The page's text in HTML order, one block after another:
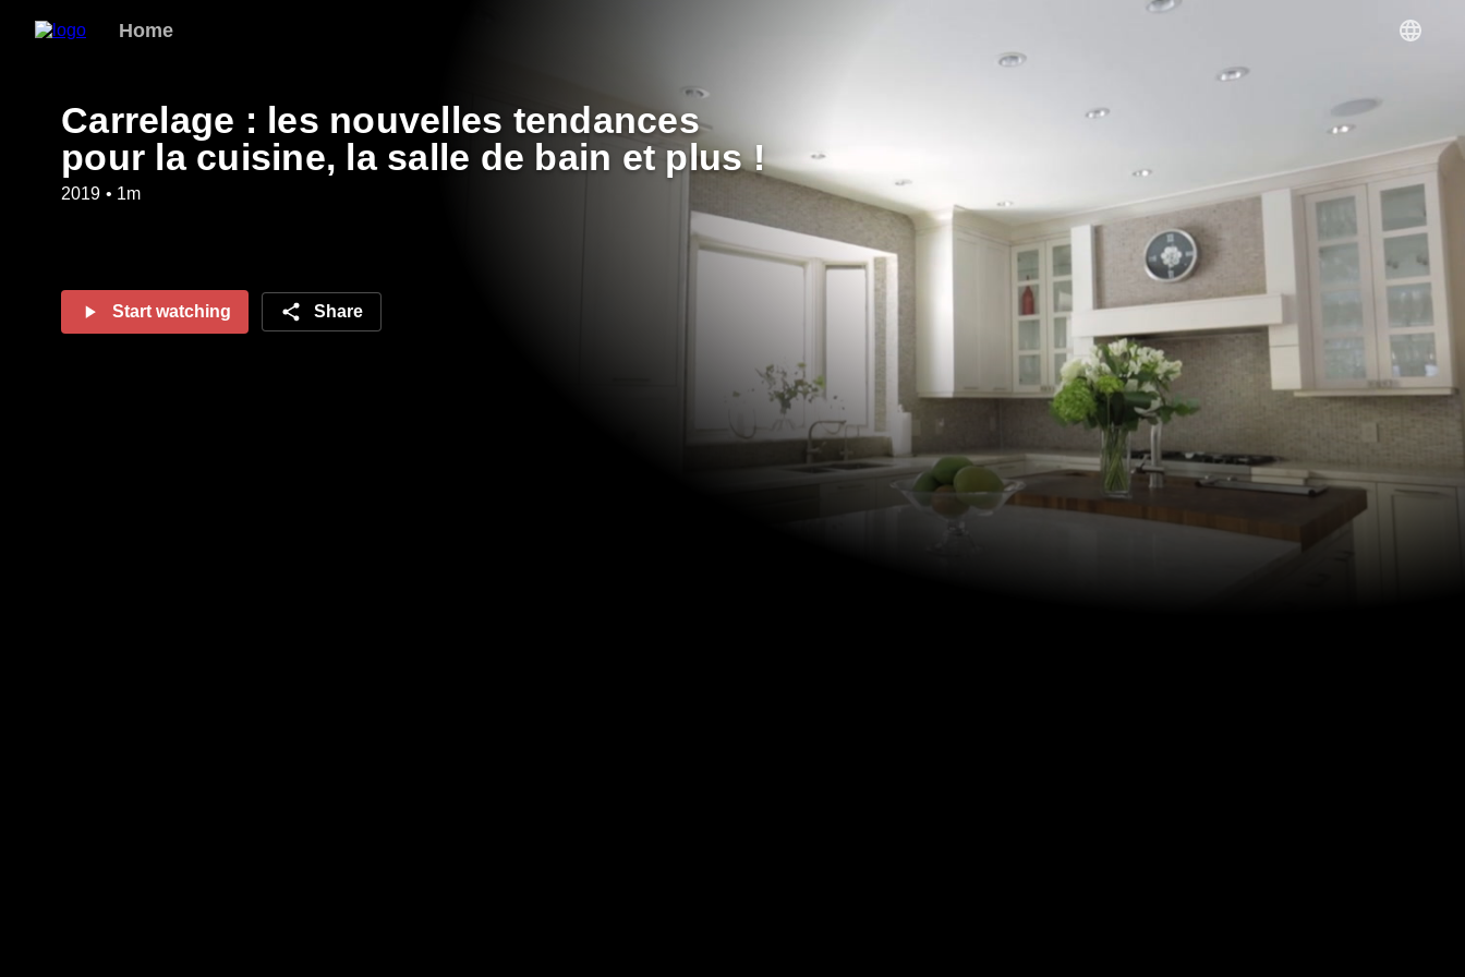
Home
Carrelage : les nouvelles tendances
pour la cuisine, la salle de bain et plus !
2019 • 1m
Start watching Share